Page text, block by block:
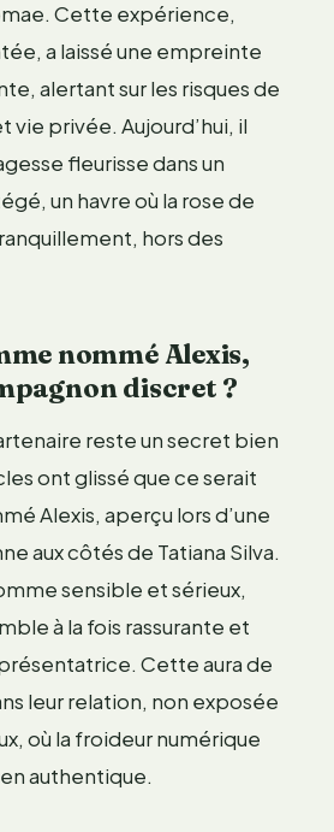
Cette expérience,
a laissé une empreinte
alertant sur les risques de
vie privée. Aujourd’hui, il
fleurisse dans un
un havre où la rose de
hors des
nommé Alexis,
discret ?
reste un secret bien
ont glissé que ce serait
Alexis, aperçu lors d’une
aux côtés de Tatiana Silva.
sensible et sérieux,
à la fois rassurante et
Cette aura de
leur relation, non exposée
où la froideur numérique
authentique.